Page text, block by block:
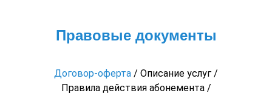
Правовые документы
Договор-оферта / Описание услуг /
Правила действия абонемента/